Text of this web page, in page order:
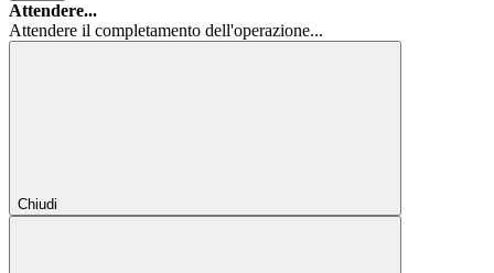
Attendere...
Attendere il completamento dell'operazione...
Chiudi